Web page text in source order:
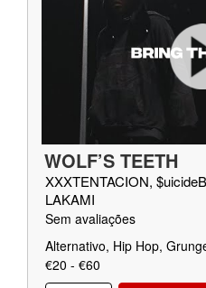
WOLF’S TEETH
XXXTENTACION,
LAKAMI
Sem avaliações
Alternativo, Hip Hop,
€20 - €60